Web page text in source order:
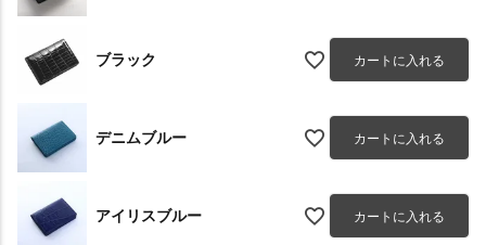
ブラック カートに入れる
デニムブルー カートに入れる
アイリスブルー カートに入れる